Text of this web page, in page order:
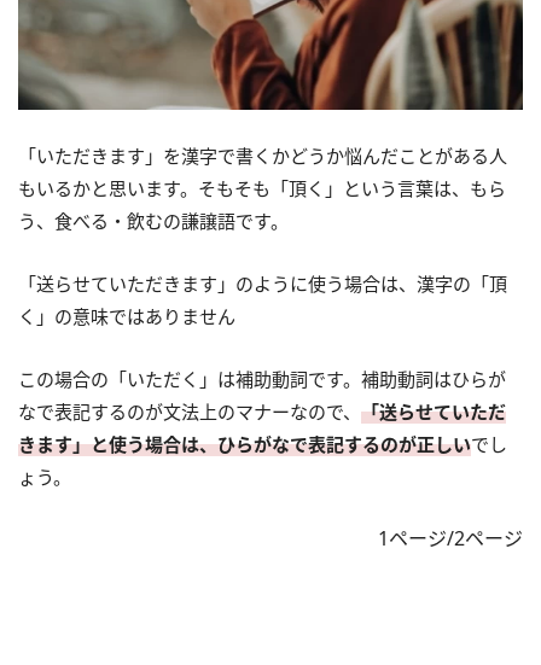
「いただきます」を漢字で書くかどうか悩んだことがある人
もいるかと思います。そもそも「頂く」という言葉は、もら
う、食べる・飲むの謙譲語です。
「送らせていただきます」のように使う場合は、漢字の「頂
く」の意味ではありません
この場合の「いただく」は補助動詞です。補助動詞はひらが
なで表記するのが文法上のマナーなので、 「送らせていただ
きます」と使う場合は、ひらがなで表記するのが正しいでし
ょう。
1ページ/2ページ